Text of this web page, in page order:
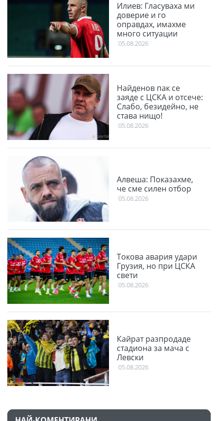
Илиев: Гласуваха ми
доверие и го
оправдах, имахме
много ситуации
05.08.2026
Найденов пак се
заяде с ЦСКА и отсече:
Слабо, безидейно, не
става нищо!
05.08.2026
Алвеша: Показахме,
че сме силен отбор
05.08.2026
Токова авария удари
Грузия, но при ЦСКА
свети
05.08.2026
Кайрат разпродаде
стадиона за мача с
Левски
05.08.2026